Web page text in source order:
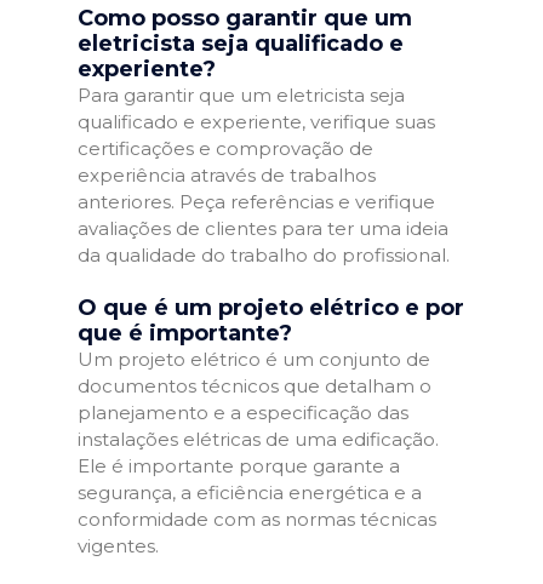
Como posso garantir que um
eletricista seja qualificado e
experiente?
Para garantir que um eletricista seja
qualificado e experiente, verifique suas
certificações e comprovação de
experiência através de trabalhos
anteriores. Peça referências e verifique
avaliações de clientes para ter uma ideia
da qualidade do trabalho do profissional.
O que é um projeto elétrico e por
que é importante?
Um projeto elétrico é um conjunto de
documentos técnicos que detalham o
planejamento e a especificação das
instalações elétricas de uma edificação.
Ele é importante porque garante a
segurança, a eficiência energética e a
conformidade com as normas técnicas
vigentes.